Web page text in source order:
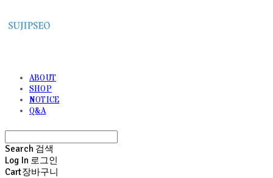
ABOUT
SHOP
NOTICE
Q&A
Search 검색
Log In 로그인
Cart장바구니